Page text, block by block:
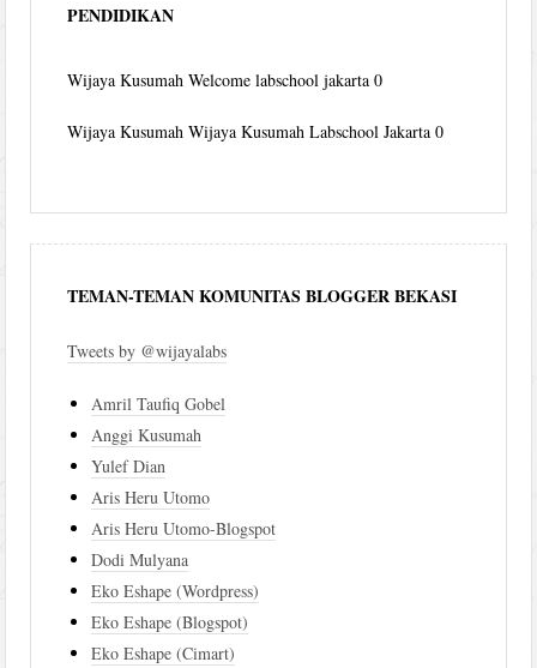
PENDIDIKAN
Wijaya Kusumah Welcome labschool jakarta 0
Wijaya Kusumah Wijaya Kusumah Labschool Jakarta 0
TEMAN-TEMAN KOMUNITAS BLOGGER BEKASI
Tweets by @wijayalabs
Amril Taufiq Gobel
Anggi Kusumah
Yulef Dian
Aris Heru Utomo
Aris Heru Utomo-Blogspot
Dodi Mulyana
Eko Eshape (Wordpress)
Eko Eshape (Blogspot)
Eko Eshape (Cimart)